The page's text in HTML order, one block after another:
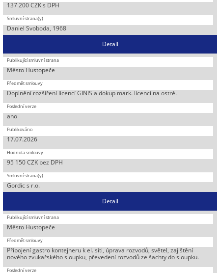
137 200 CZK s DPH
Daniel Svoboda, 1968
Detail
Město Hustopeče
Doplnění rozšíření licencí GINIS a dokup mark. licencí na ostré.
ano
17.07.2026
95 150 CZK bez DPH
Gordic s r.o.
Detail
Město Hustopeče
Připojení gastro kontejneru k el. síti, úprava rozvodů, světel, zajištění
nového zvukařského sloupku, převedení rozvodů ze šachty do sloupku.